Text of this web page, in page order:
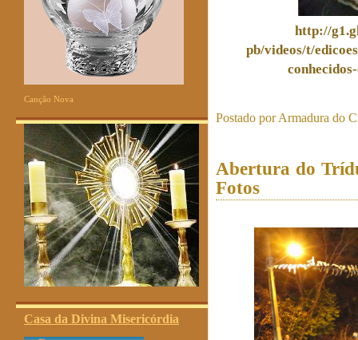
Canção Nova
Casa da Divina Misericórdia
http://
pb/videos/t/
Postado porArmadura do
Abertura do
Fotos